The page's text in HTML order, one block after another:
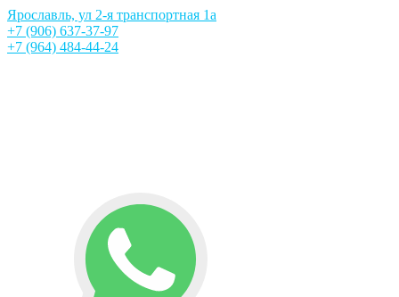
Ярославль, ул 2-я транспортная 1а
+7 (906) 637-37-97
+7 (964) 484-44-24